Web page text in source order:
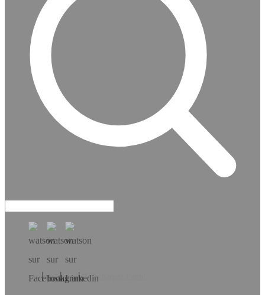
Téléchargez l’app!